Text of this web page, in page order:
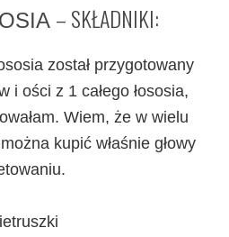
– SKŁADNIKI:
został przygotowany
i ości z 1 całego łososia,
Wiem, że w wielu
kupić właśnie głowy